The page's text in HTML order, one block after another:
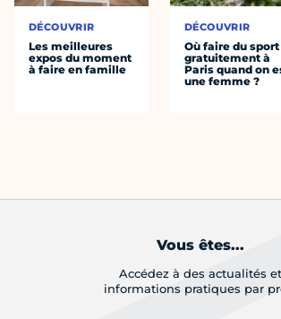
DÉCOUVRIR
Les meilleures
expos du moment
à faire en famille
DÉCOUVRIR
Où faire du sport
gratuitement à
Paris quand on
une femme ?
Vous êtes...
Accédez à des actualités et
informations pratiques par